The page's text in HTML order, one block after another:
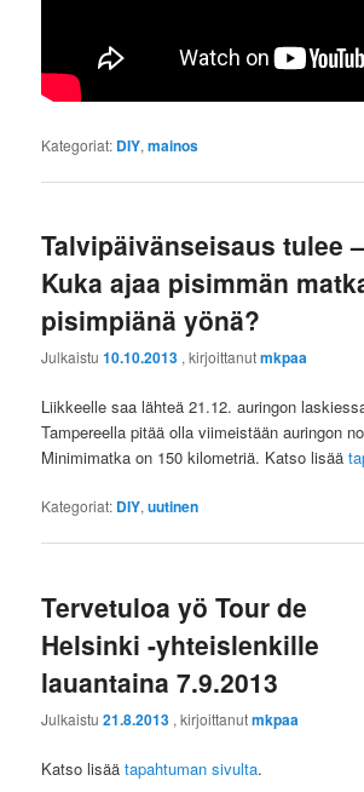
Kategoriat: DIY,mainos
Talvipäivänseisaus tulee –
Kuka ajaa pisimmän
pisimpiänä yönä?
Julkaistu10.10.2013 , kirjoittanutmkpaa
Liikkeelle saa lähteä 21.12. auringon
Tampereella pitää olla viimeistään auringon
Minimimatka on 150 kilometriä. Katso lisää
Kategoriat: DIY,uutinen
Tervetuloa yö Tour de
Helsinki -yhteislenkille
lauantaina 7.9.2013
Julkaistu21.8.2013 , kirjoittanutmkpaa
Katso lisäätapahtuman sivulta.